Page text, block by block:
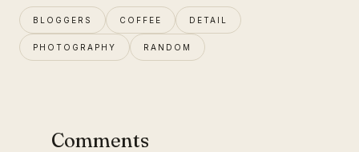
BLOGGERS COFFEE DETAIL
PHOTOGRAPHY RANDOM
Comments